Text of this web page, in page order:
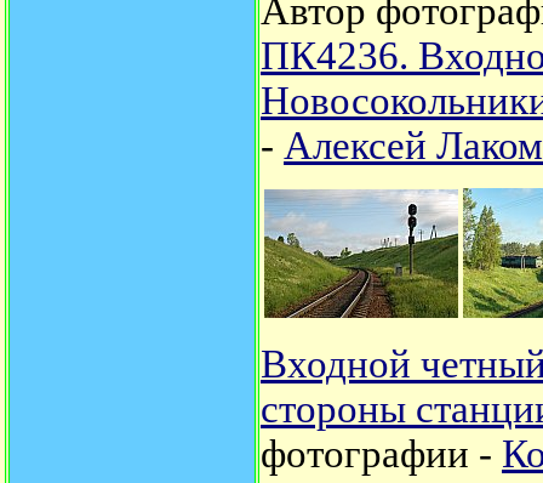
Автор
ПК4236.
- Алексей
Входной
стороны
фотографии -